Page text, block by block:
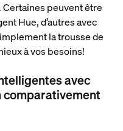
peuvent être
Hue, d’autres avec
la trousse de
à vos besoins!
avec
comparativement